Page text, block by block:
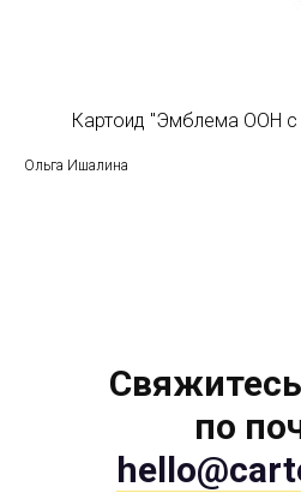
Картоид "Эмблема ООН с
Ольга Ишалина
по